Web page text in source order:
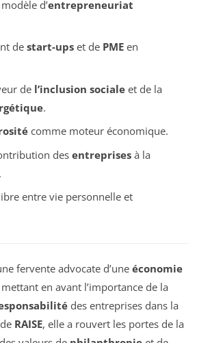
d’entrepreneuriat
destart-upset de PMEen
de l’inclusion socialeet de la
.
comme moteur économique.
des entreprisesà la
.
entre vie personnelle et
fervente advocate d’une économie
mettant en avant l’importance de la
des entreprises dans la
RAISE, elle a rouvert les portes de la